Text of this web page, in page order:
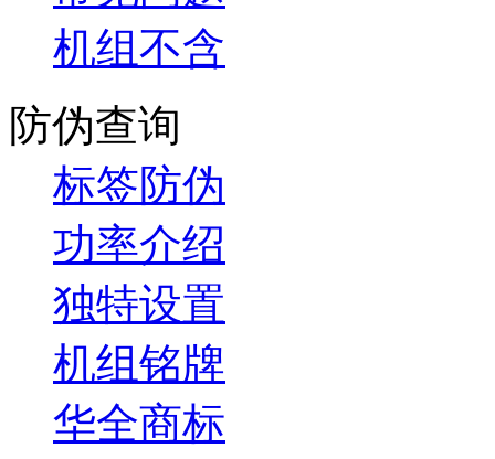
机组不含
防伪查询
标签防伪
功率介绍
独特设置
机组铭牌
华全商标